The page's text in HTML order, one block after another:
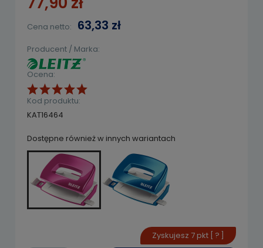
Cena netto: 63,33 zł
Ocena:
Producent / Marka:
Kod produktu:
KAT16464
Dostępne również w innych wariantach
Zyskujesz 7 pkt [ ? ]